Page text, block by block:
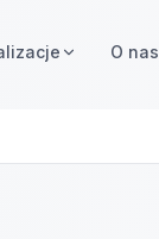
O nas